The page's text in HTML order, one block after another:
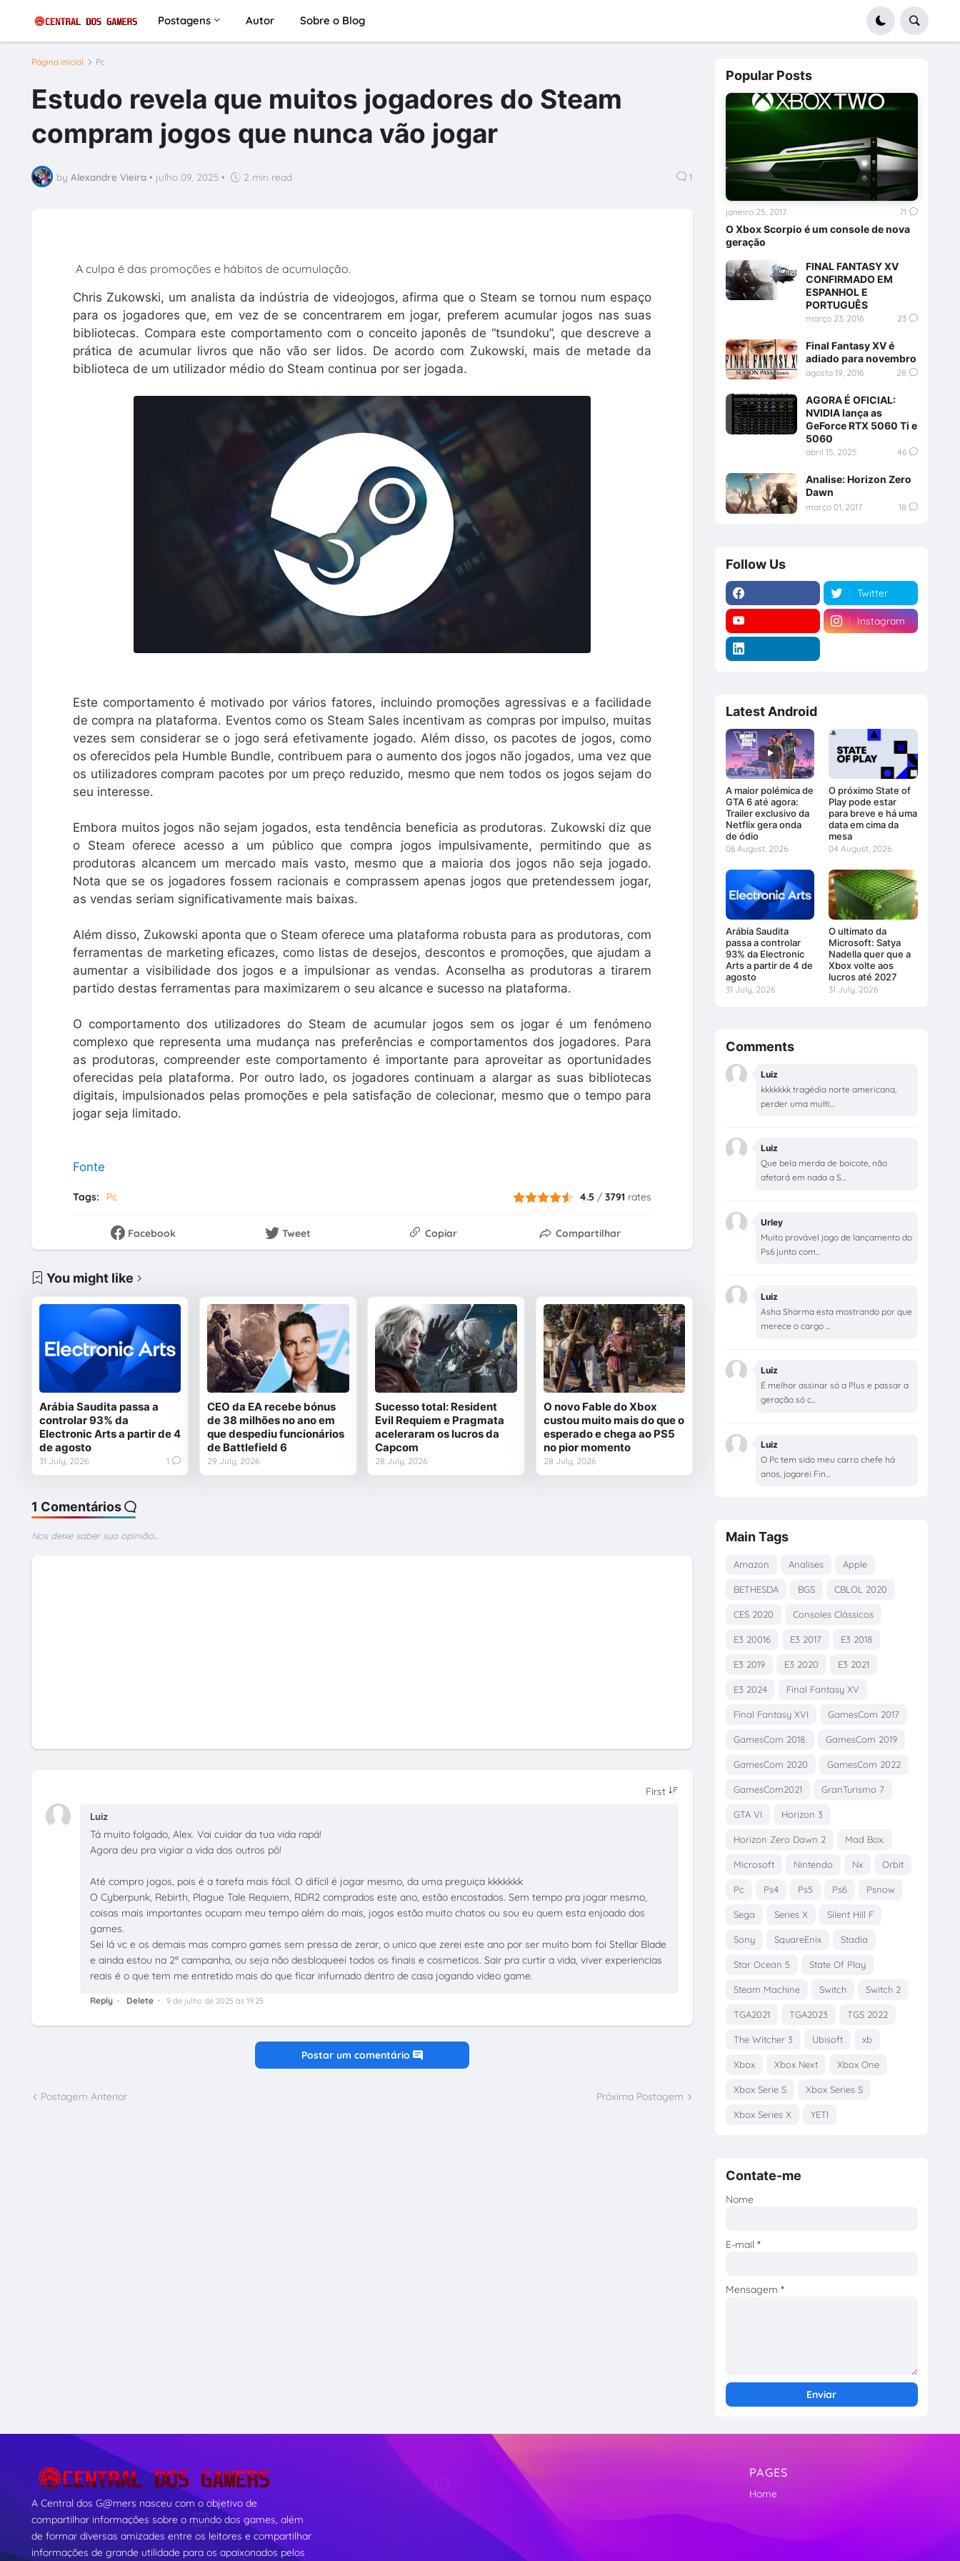
Postagens Autor Sobre o Blog
Página inicial Pc
Estudo revela que muitos jogadores do Steam
compram jogos que nunca vão jogar
by Alexandre Vieira • julho 09, 2025 • 2 min read 1
A culpa é das promoções e hábitos de acumulação.
Chris Zukowski, um analista da indústria de videojogos, afirma que o Steam se tornou num espaço
para os jogadores que, em vez de se concentrarem em jogar, preferem acumular jogos nas suas
bibliotecas. Compara este comportamento com o conceito japonês de “tsundoku”, que descreve a
prática de acumular livros que não vão ser lidos. De acordo com Zukowski, mais de metade da
biblioteca de um utilizador médio do Steam continua por ser jogada.
Este comportamento é motivado por vários fatores, incluindo promoções agressivas e a facilidade
de compra na plataforma. Eventos como os Steam Sales incentivam as compras por impulso, muitas
vezes sem considerar se o jogo será efetivamente jogado. Além disso, os pacotes de jogos, como
os oferecidos pela Humble Bundle, contribuem para o aumento dos jogos não jogados, uma vez que
os utilizadores compram pacotes por um preço reduzido, mesmo que nem todos os jogos sejam do
seu interesse.
Embora muitos jogos não sejam jogados, esta tendência beneficia as produtoras. Zukowski diz que
o Steam oferece acesso a um público que compra jogos impulsivamente, permitindo que as
produtoras alcancem um mercado mais vasto, mesmo que a maioria dos jogos não seja jogado.
Nota que se os jogadores fossem racionais e comprassem apenas jogos que pretendessem jogar,
as vendas seriam significativamente mais baixas.
Além disso, Zukowski aponta que o Steam oferece uma plataforma robusta para as produtoras, com
ferramentas de marketing eficazes, como listas de desejos, descontos e promoções, que ajudam a
aumentar a visibilidade dos jogos e a impulsionar as vendas. Aconselha as produtoras a tirarem
partido destas ferramentas para maximizarem o seu alcance e sucesso na plataforma.
O comportamento dos utilizadores do Steam de acumular jogos sem os jogar é um fenómeno
complexo que representa uma mudança nas preferências e comportamentos dos jogadores. Para
as produtoras, compreender este comportamento é importante para aproveitar as oportunidades
oferecidas pela plataforma. Por outro lado, os jogadores continuam a alargar as suas bibliotecas
digitais, impulsionados pelas promoções e pela satisfação de colecionar, mesmo que o tempo para
jogar seja limitado.
Fonte
Tags: Pc 4.5 /3791 rates
Facebook Tweet Copiar Compartilhar
You might like
Arábia Saudita passa a
controlar 93% da
Electronic Arts a partir de 4
de agosto
31 July, 2026 1
CEO da EA recebe bónus
de 38 milhões no ano em
que despediu funcionários
de Battlefield 6
29 July, 2026
Sucesso total: Resident
Evil Requiem e Pragmata
aceleraram os lucros da
Capcom
28 July, 2026
O novo Fable do Xbox
custou muito mais do que o
esperado e chega ao PS5
no pior momento
28 July, 2026
1 Comentários
Nos deixe saber sua opinião...
Luiz
Tá muito folgado, Alex. Vai cuidar da tua vida rapá!
Agora deu pra vigiar a vida dos outros pô!
Até compro jogos, pois é a tarefa mais fácil. O difícil é jogar mesmo, da uma preguiça kkkkkkk
O Cyberpunk, Rebirth, Plague Tale Requiem, RDR2 comprados este ano, estão encostados. Sem tempo pra jogar mesmo,
coisas mais importantes ocupam meu tempo além do mais, jogos estão muito chatos ou sou eu quem esta enjoado dos
games.
Sei lá vc e os demais mas compro games sem pressa de zerar, o unico que zerei este ano por ser muito bom foi Stellar Blade
e ainda estou na 2ª campanha, ou seja não desbloqueei todos os finais e cosmeticos. Sair pra curtir a vida, viver experiencias
reais é o que tem me entretido mais do que ficar infurnado dentro de casa jogando video game.
Reply Delete 9 de julho de 2025 às 19:25
Postar um comentário
Postagem Anterior Próxima Postagem
Popular Posts
O Xbox Scorpio é um console de nova
geração
janeiro 25, 2017 71
FINAL FANTASY XV
CONFIRMADO EM
ESPANHOL E
PORTUGUÊS
março 23, 2016 23
Final Fantasy XV é
adiado para novembro
agosto 19, 2016 28
AGORA É OFICIAL:
NVIDIA lança as
GeForce RTX 5060 Ti e
5060
abril 15, 2025 46
Analise: Horizon Zero
Dawn
março 01, 2017 18
Follow Us
Twitter
Instagram
Latest Android
A maior polémica de
GTA 6 até agora:
Trailer exclusivo da
Netflix gera onda
de ódio
06 August, 2026
O próximo State of
Play pode estar
para breve e há uma
data em cima da
mesa
04 August, 2026
Arábia Saudita
passa a controlar
93% da Electronic
Arts a partir de 4 de
agosto
31 July, 2026
O ultimato da
Microsoft: Satya
Nadella quer que a
Xbox volte aos
lucros até 2027
31 July, 2026
Comments
Luiz
kkkkkkk tragédia norte americana,
perder uma multi...
Luiz
Que bela merda de boicote, não
afetará em nada a S...
Urley
Muito provável jogo de lançamento do
Ps6 junto com...
Luiz
Asha Sharma esta mostrando por que
merece o cargo ...
Luiz
É melhor assinar só a Plus e passar a
geração só c...
Luiz
O Pc tem sido meu carro chefe há
anos, jogarei Fin...
Main Tags
Amazon Analises Apple
BETHESDA BGS CBLOL 2020
CES 2020 Consoles Clássicos
E3 20016 E3 2017 E3 2018
E3 2019 E3 2020 E3 2021
E3 2024 Final Fantasy XV
Final Fantasy XVI GamesCom 2017
GamesCom 2018. GamesCom 2019
GamesCom 2020 GamesCom 2022
GamesCom2021 GranTurismo 7
GTA VI Horizon 3
Horizon Zero Dawn 2 Mad Box.
Microsoft Nintendo Nx Orbit
Pc Ps4 Ps5 Ps6 Psnow
Sega Series X Silent Hill F
Sony SquareEnix Stadia
Star Ocean 5 State Of Play
Steam Machine Switch Switch 2
TGA2021 TGA2023 TGS 2022
The Witcher 3 Ubisoft xb
Xbox Xbox Next Xbox One
Xbox Serie S Xbox Series S
Xbox Series X YETI
Contate-me
Nome
E-mail *
Mensagem *
A Central dos G@mers nasceu com o objetivo de
compartilhar informações sobre o mundo dos games, além
de formar diversas amizades entre os leitores e compartilhar
informações de grande utilidade para os apaixonados pelos
PAGES
Home